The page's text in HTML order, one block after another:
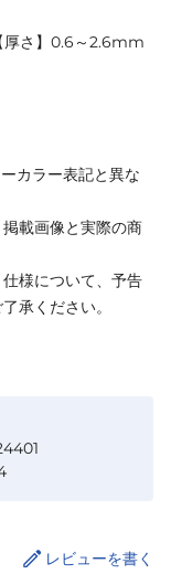
さ】0.6～2.6mm
カラー表記と異な
載画像と実際の商
様について、予告
承ください。
レビューを書く